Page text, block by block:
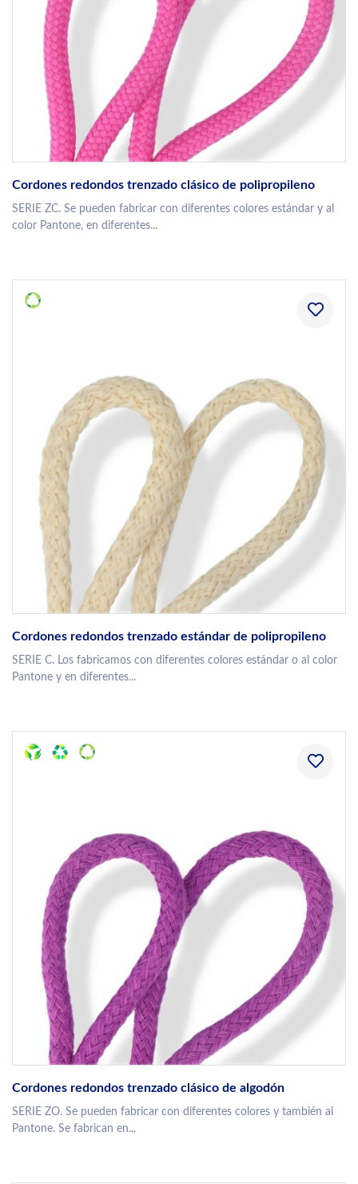
Cordones redondos trenzado clásico de polipropileno
SERIE ZC. Se pueden fabricar con diferentes colores estándar y al
color Pantone, en diferentes...
Cordones redondos trenzado estándar de polipropileno
SERIE C. Los fabricamos con diferentes colores estándar o al color
Pantone y en diferentes...
Cordones redondos trenzado clásico de algodón
SERIE ZO. Se pueden fabricar con diferentes colores y también al
Pantone. Se fabrican en...